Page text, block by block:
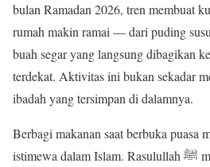
bulan Ramadan 2026, tren membuat
rumah makin ramai — dari puding
buah segar yang langsung dibagikan
terdekat. Aktivitas ini bukan sekadar
ibadah yang tersimpan di dalamnya.
Berbagi makanan saat berbuka puasa
istimewa dalam Islam. Rasulullah ﷺ menyebutkan bahwa orang